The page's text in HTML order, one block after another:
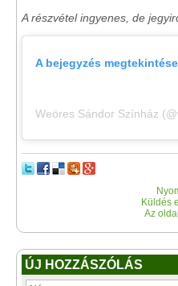
A részvétel ingyenes, de
A bejegyzés
Küldés
Az
ÚJ HOZZÁSZÓLÁS